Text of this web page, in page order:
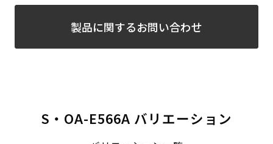
製品に関するお問い合わせ
S・OA-E566A バリエーション